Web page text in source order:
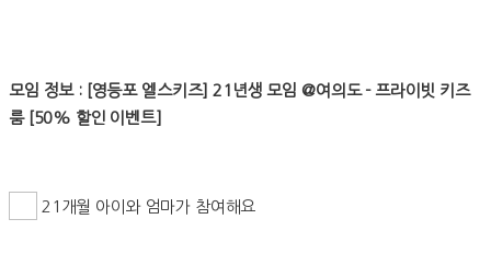
모임 정보 : [영등포 엘스키즈] 21년생 모임 @여의도 - 프라이빗 키즈
룸 [50% 할인 이벤트]
21개월 아이와 엄마가 참여해요